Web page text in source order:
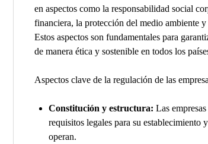
en aspectos como la responsabilidad social
financiera, la protección del medio ambiente
Estos aspectos son fundamentales para
de manera ética y sostenible en todos los
Aspectos clave de la regulación de las
Constitución y estructura: Las
requisitos legales para su establecimiento
operan.